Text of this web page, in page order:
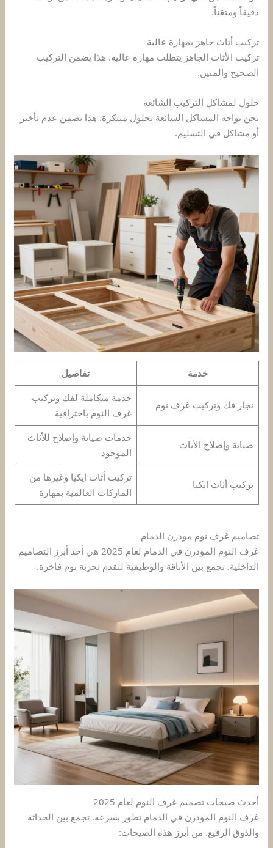
دقيقاً ومتقناً.
تركيب أثاث جاهز بمهارة عالية
تركيب الأثاث الجاهز يتطلب مهارة عالية. هذا يضمن التركيب
الصحيح والمتين.
حلول لمشاكل التركيب الشائعة
نحن نواجه المشاكل الشائعة بحلول مبتكرة. هذا يضمن عدم تأخير
أو مشاكل في التسليم.
خدمة تفاصيل
نجار فك وتركيب غرف نوم
خدمة متكاملة لفك وتركيب
غرف النوم باحترافية
صيانة وإصلاح الأثاث
خدمات صيانة وإصلاح للأثاث
الموجود
تركيب أثاث ايكيا
تركيب أثاث ايكيا وغيرها من
الماركات العالمية بمهارة
تصاميم غرف نوم مودرن الدمام
غرف النوم المودرن في الدمام لعام 2025 هي أحد أبرز التصاميم
الداخلية. تجمع بين الأناقة والوظيفية لتقدم تجربة نوم فاخرة.
أحدث صيحات تصميم غرف النوم لعام 2025
غرف النوم المودرن في الدمام تطور بسرعة. تجمع بين الحداثة
والذوق الرفيع. من أبرز هذه الصيحات: